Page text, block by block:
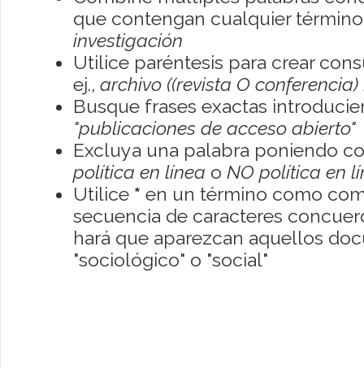
que contengan cualquier
investigación
Utilice paréntesis para crear
ej., archivo ((revista O conferencia)
Busque frases exactas
"publicaciones de acceso abierto"
Excluya una palabra poniendo
política en línea o NO política en
Utilice * en un término como
secuencia de caracteres
hará que aparezcan aquellos
"sociológico" o "social"